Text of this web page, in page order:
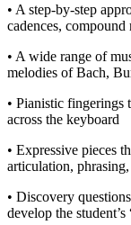
• A step-by-step
cadences,
• A wide range of
melodies of Bach,
• Pianistic fingerings
across the keyboard
• Expressive pieces
articulation,
• Discovery
develop the